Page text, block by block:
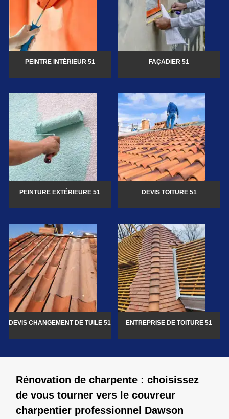
PEINTRE INTÉRIEUR 51 FAÇADIER 51
PEINTURE EXTÉRIEURE 51 DEVIS TOITURE 51
DEVIS CHANGEMENT DE TUILE 51 ENTREPRISE DE TOITURE 51
Rénovation de charpente : choisissez
de vous tourner vers le couvreur
charpentier professionnel Dawson